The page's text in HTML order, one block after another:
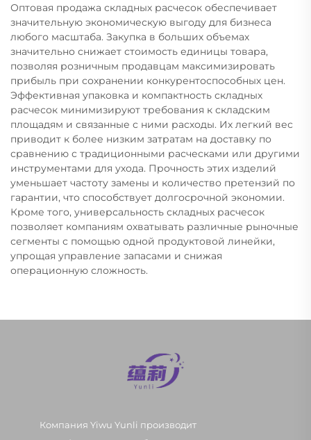
Оптовая продажа складных расчесок обеспечивает
значительную экономическую выгоду для бизнеса
любого масштаба. Закупка в больших объемах
значительно снижает стоимость единицы товара,
позволяя розничным продавцам максимизировать
прибыль при сохранении конкурентоспособных цен.
Эффективная упаковка и компактность складных
расчесок минимизируют требования к складским
площадям и связанные с ними расходы. Их легкий вес
приводит к более низким затратам на доставку по
сравнению с традиционными расческами или другими
инструментами для ухода. Прочность этих изделий
уменьшает частоту замены и количество претензий по
гарантии, что способствует долгосрочной экономии.
Кроме того, универсальность складных расчесок
позволяет компаниям охватывать различные рыночные
сегменты с помощью одной продуктовой линейки,
упрощая управление запасами и снижая
операционную сложность.
Компания Yiwu Yunli производит